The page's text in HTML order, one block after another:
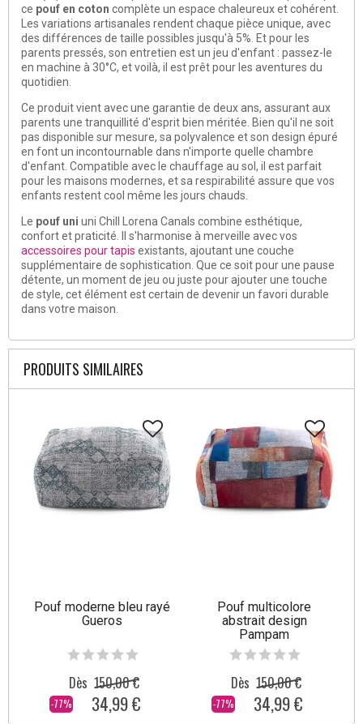
ce pouf en coton complète un espace chaleureux et cohérent.
Les variations artisanales rendent chaque pièce unique, avec
des différences de taille possibles jusqu'à 5%. Et pour les
parents pressés, son entretien est un jeu d'enfant : passez-le
en machine à 30°C, et voilà, il est prêt pour les aventures du
quotidien.
Ce produit vient avec une garantie de deux ans, assurant aux
parents une tranquillité d'esprit bien méritée. Bien qu'il ne soit
pas disponible sur mesure, sa polyvalence et son design épuré
en font un incontournable dans n'importe quelle chambre
d'enfant. Compatible avec le chauffage au sol, il est parfait
pour les maisons modernes, et sa respirabilité assure que vos
enfants restent cool même les jours chauds.
Le pouf uni uni Chill Lorena Canals combine esthétique,
confort et praticité. Il s'harmonise à merveille avec vos
accessoires pour tapis existants, ajoutant une couche
supplémentaire de sophistication. Que ce soit pour une pause
détente, un moment de jeu ou juste pour ajouter une touche
de style, cet élément est certain de devenir un favori durable
dans votre maison.
PRODUITS SIMILAIRES
Pouf moderne bleu rayé
Gueros
-77%
Dès 150,00 €
34,99 €
Pouf multicolore
abstrait design
Pampam
-77%
Dès 150,00 €
34,99 €